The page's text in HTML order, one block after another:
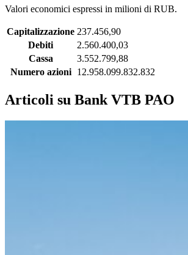
Valori economici espressi in milioni di RUB.
Capitalizzazione 237.456,90
Debiti
2.560.400,03
Cassa
3.552.799,88
Numero azioni
12.958.099.832.832
Articoli su Bank VTB PAO